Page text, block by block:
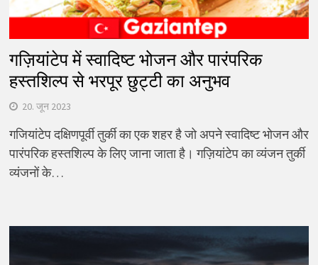
गज़ियांटेप में स्वादिष्ट भोजन और पारंपरिक
हस्तशिल्प से भरपूर छुट्टी का अनुभव
20. जून 2023
गजियांटेप दक्षिणपूर्वी तुर्की का एक शहर है जो अपने स्वादिष्ट भोजन और
पारंपरिक हस्तशिल्प के लिए जाना जाता है। गज़ियांटेप का व्यंजन तुर्की
व्यंजनों के…